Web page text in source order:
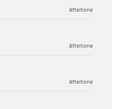
Aftertone
Aftertone
Aftertone